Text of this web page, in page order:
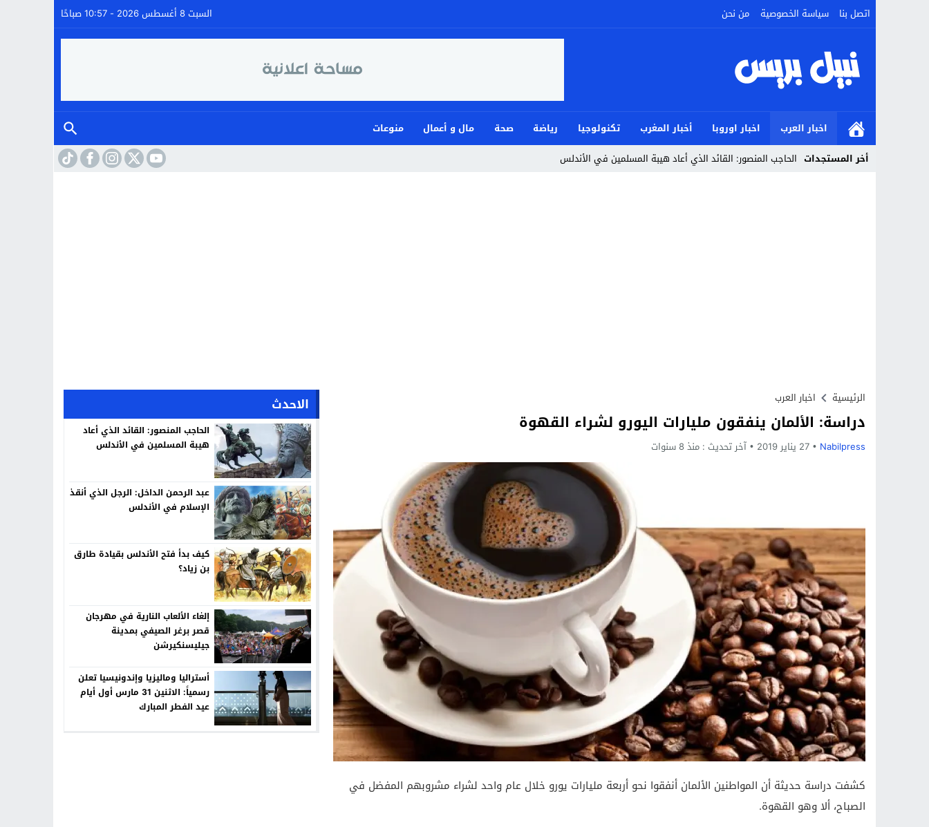
اتصل بنا سياسة الخصوصية من نحن السبت 8 أغسطس 2026 - 10:57 صباحًا
اخبار العرب اخبار اوروبا أخبار المغرب تكنولوجيا رياضة صحة مال و أعمال
منوعات
أخر المستجدات الحاجب المنصور: القائد الذي أعاد هيبة المسلمين في الأندلس
الرئيسية اخبار العرب
دراسة: الألمان ينفقون مليارات اليورو لشراء القهوة
Nabilpress 27 يناير 2019 آخر تحديث : منذ 8 سنوات
كشفت دراسة حديثة أن المواطنين الألمان أنفقوا نحو أربعة مليارات يورو خلال عام واحد لشراء مشروبهم المفضل في
الصباح، ألا وهو القهوة.
الاحدث
الحاجب المنصور: القائد الذي أعاد
هيبة المسلمين في الأندلس
عبد الرحمن الداخل: الرجل الذي أنقذ
الإسلام في الأندلس
كيف بدأ فتح الأندلس بقيادة طارق
بن زياد؟
إلغاء الألعاب النارية في مهرجان
قصر برغر الصيفي بمدينة
جيليسنكيرشن
أستراليا وماليزيا وإندونيسيا تعلن
رسمياً: الاثنين 31 مارس أول أيام
عيد الفطر المبارك